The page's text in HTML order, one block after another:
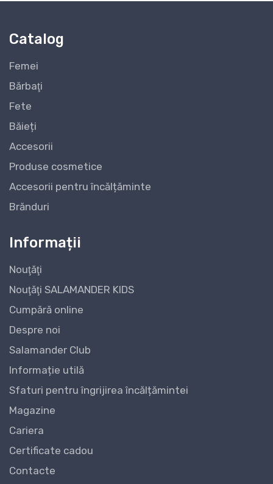
Catalog
Femei
Bărbaţi
Fete
Băieți
Accesorii
Produse cosmetice
Accesorii pentru încălțăminte
Brănduri
Informații
Nouţăţi
Nouţăţi SALAMANDER KIDS
Cumpără online
Despre noi
Salamander Club
Informație utilă
Sfaturi pentru îngrijirea încălțămintei
Magazine
Cariera
Certificate cadou
Contacte